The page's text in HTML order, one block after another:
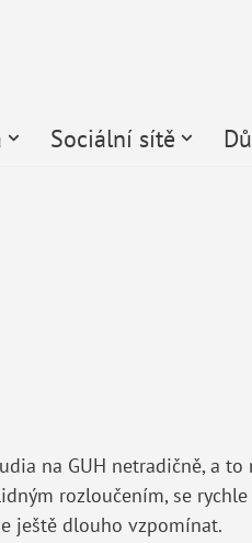
Sociální sítě
na GUH netradičně, a to
rozloučením, se
ještě dlouho vzpomínat.